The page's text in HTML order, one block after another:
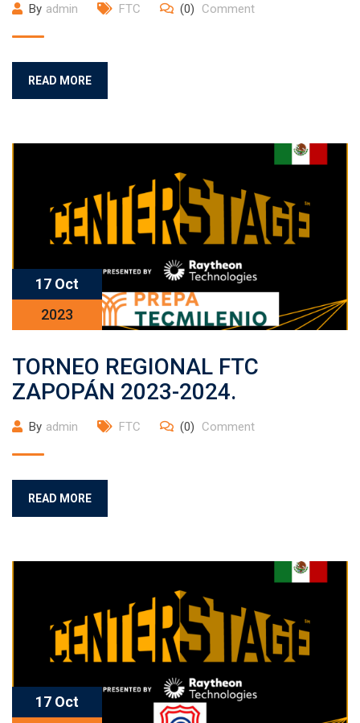
By admin FTC (0) Comment
READ MORE
17 Oct
2023
TORNEO REGIONAL FTC
ZAPOPÁN 2023-2024.
By admin FTC (0) Comment
READ MORE
17 Oct